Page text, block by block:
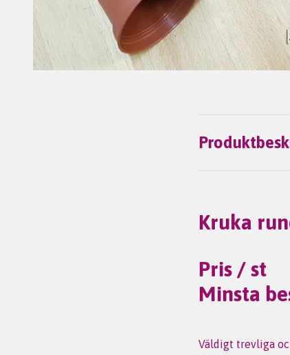
Kruka
Pris / st
Minsta
Väldigt trevliga